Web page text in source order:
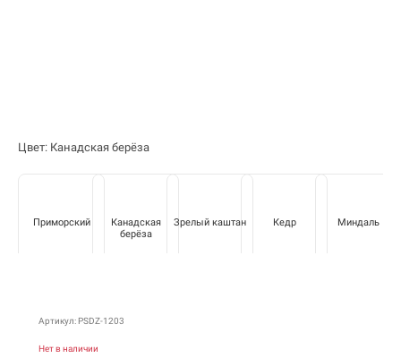
Цвет: Канадская берёза
Приморский
Канадская
берёза
Зрелый каштан Кедр Миндаль
Артикул: PSDZ-1203
Нет в наличии